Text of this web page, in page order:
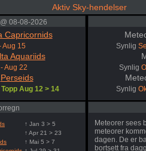
Aktiv Sky-hendelser
08-08-2026
Capricornids
Aug 15
Aquariids
Aug 22
Perseids
Topp Aug 12 > 14
Synlig
Synlig
Synlig
↑ Jan 3 > 5
↑ Apr 21 > 23
↑ Mai 5 > 7
Meteorer sees
meteorer
dagen. De er
bortsett fra